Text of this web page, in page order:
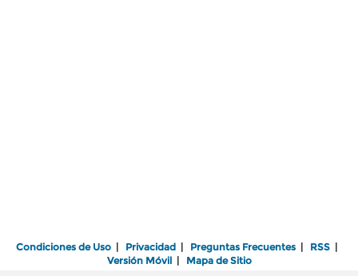
Condiciones de Uso | Privacidad | Preguntas Frecuentes | RSS |
Versión Móvil| Mapa de Sitio